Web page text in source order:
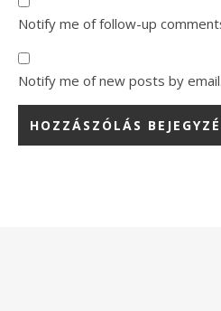
Notify me of follow-up
Notify me of new posts by email.